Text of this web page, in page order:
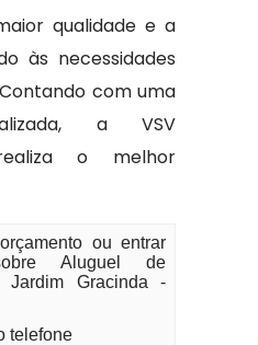
qualidade e a
às necessidades
com uma
a VSV
o melhor
ou entrar
Aluguel de
Jardim Gracinda -
telefone